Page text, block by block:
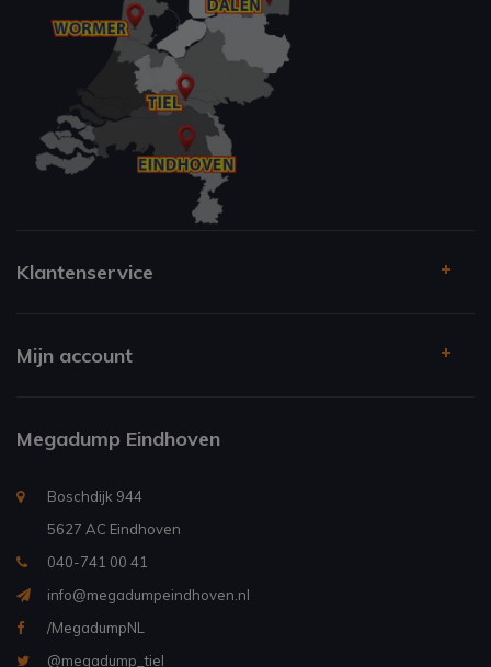
Klantenservice
Mijn account
Megadump Eindhoven
Boschdijk 944
5627 AC Eindhoven
040-741 00 41
info@megadumpeindhoven.nl
/MegadumpNL
@megadump_tiel